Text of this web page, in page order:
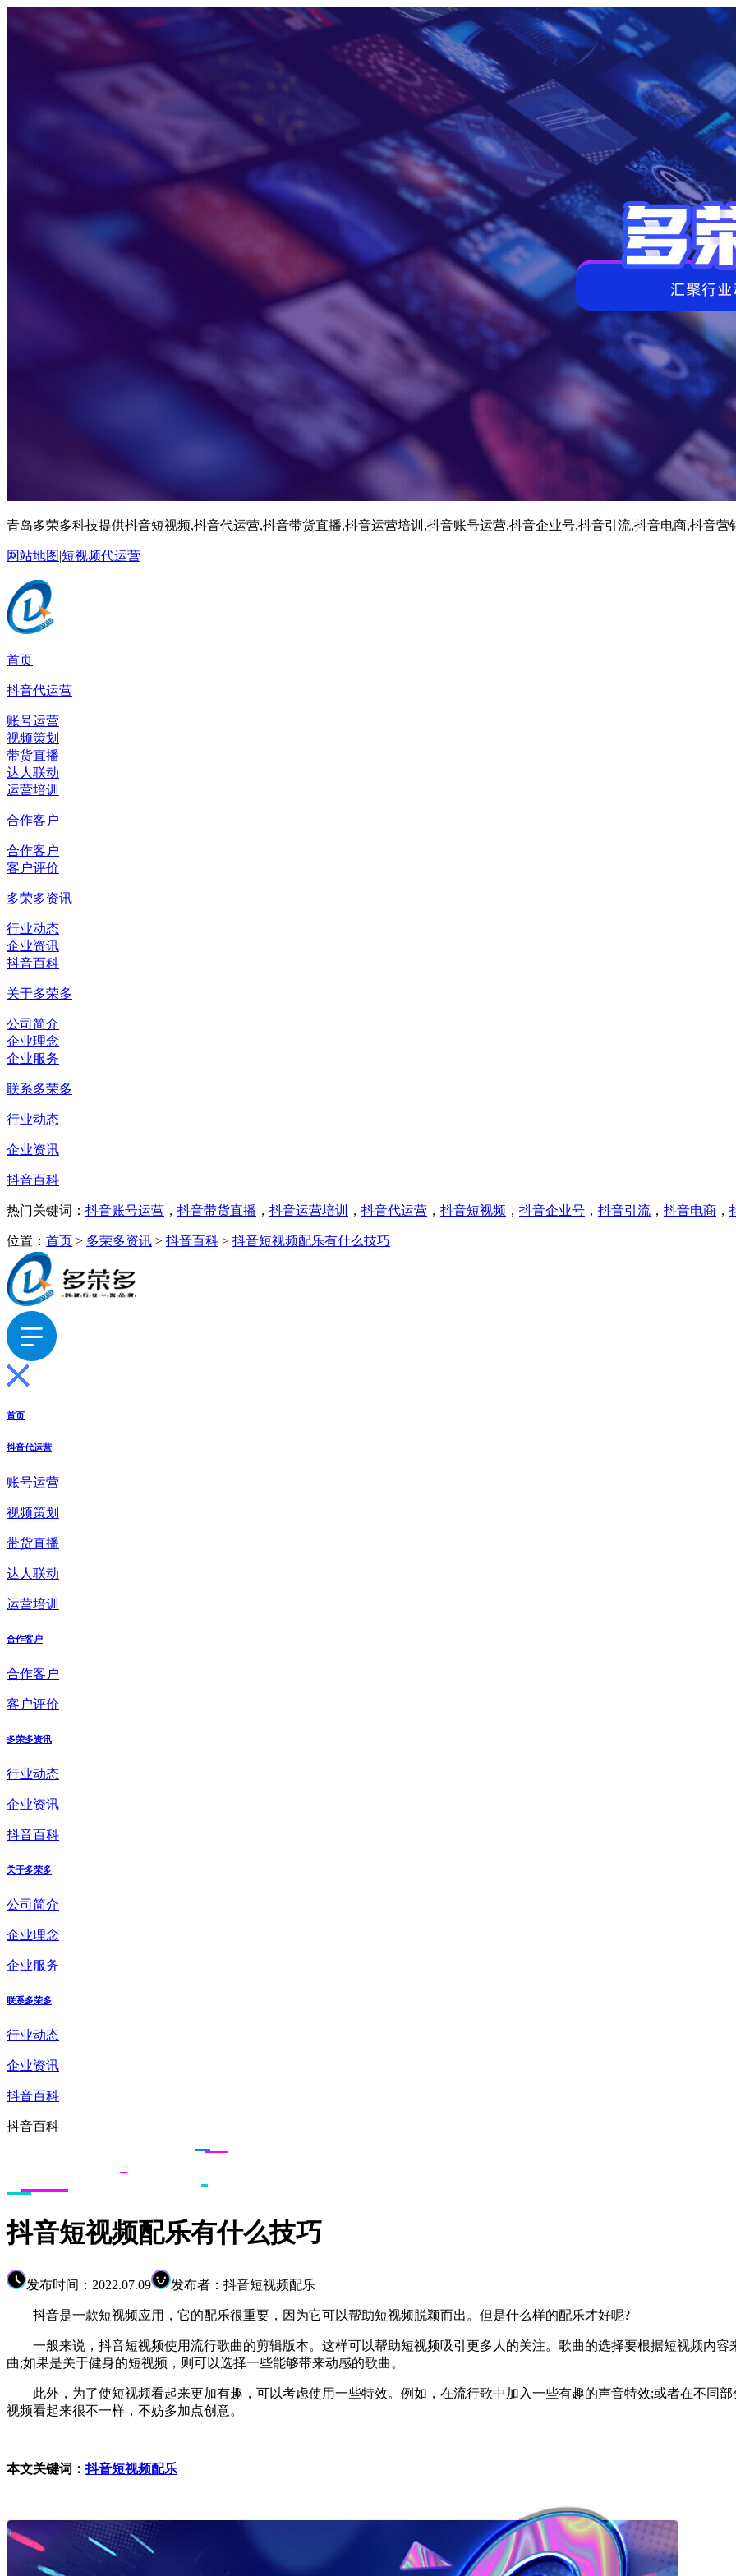
青岛多荣多科技提供抖音短视频,抖音代运营,抖音带货直播,抖音运营培训,抖音账号运营,抖音企业号,抖音引流,抖音电商,抖音营
网站地图|短视频代运营
首页
抖音代运营
账号运营
视频策划
带货直播
达人联动
运营培训
合作客户
合作客户
客户评价
多荣多资讯
行业动态
企业资讯
抖音百科
关于多荣多
公司简介
企业理念
企业服务
联系多荣多
行业动态
企业资讯
抖音百科
热门关键词： 抖音账号运营 ， 抖音带货直播 ， 抖音运营培训 ， 抖音代运营 ， 抖音短视频 ， 抖音企业号 ， 抖音引流 ， 抖音电商 ，
位置： 首页 > 多荣多资讯 > 抖音百科 > 抖音短视频配乐有什么技巧
首页
抖音代运营
账号运营
视频策划
带货直播
达人联动
运营培训
合作客户
合作客户
客户评价
多荣多资讯
行业动态
企业资讯
抖音百科
关于多荣多
公司简介
企业理念
企业服务
联系多荣多
行业动态
企业资讯
抖音百科
抖音百科
抖音短视频配乐有什么技巧
发布时间：2022.07.09 发布者：抖音短视频配乐
抖音是一款短视频应用，它的配乐很重要，因为它可以帮助短视频脱颖而出。但是什么样的配乐才好呢?
一般来说，抖音短视频使用流行歌曲的剪辑版本。这样可以帮助短视频吸引更多人的关注。歌曲的选择要根据短视频内容
曲;如果是关于健身的短视频，则可以选择一些能够带来动感的歌曲。
此外，为了使短视频看起来更加有趣，可以考虑使用一些特效。例如，在流行歌中加入一些有趣的声音特效;或者在不同
视频看起来很不一样，不妨多加点创意。
本文关键词：抖音短视频配乐